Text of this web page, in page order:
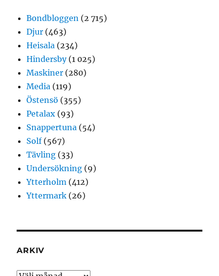
Bondbloggen (2 715)
Djur (463)
Heisala (234)
Hindersby(1 025)
Maskiner (280)
Media (119)
Östensö (355)
Petalax (93)
Snappertuna (54)
Solf(567)
Tävling (33)
Undersökning (9)
Ytterholm (412)
Yttermark (26)
ARKIV